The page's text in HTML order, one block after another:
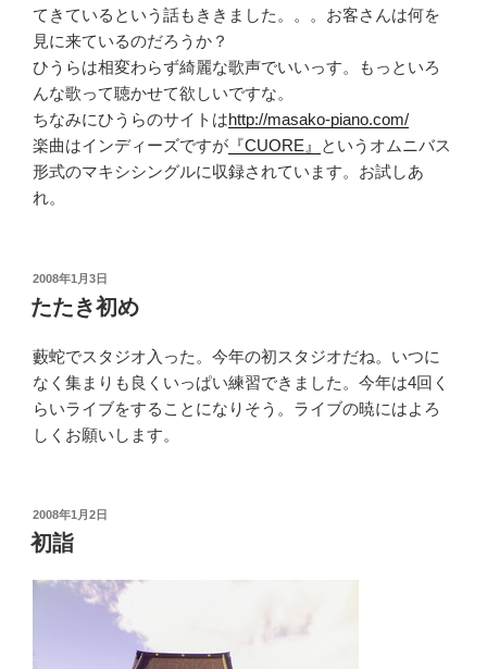
てきているという話もききました。。。お客さんは何を
見に来ているのだろうか？
ひうらは相変わらず綺麗な歌声でいいっす。もっといろ
んな歌って聴かせて欲しいですな。
ちなみにひうらのサイトはhttp://masako-piano.com/
楽曲はインディーズですが 『CUORE』
というオムニバス
形式のマキシシングルに収録されています。お試しあ
れ。
投
稿
日:
2008年1月3日
たたき初め
藪蛇でスタジオ入った。今年の初スタジオだね。いつに
なく集まりも良くいっぱい練習できました。今年は4回く
らいライブをすることになりそう。ライブの暁にはよろ
しくお願いします。
投
稿
日:
2008年1月2日
初詣